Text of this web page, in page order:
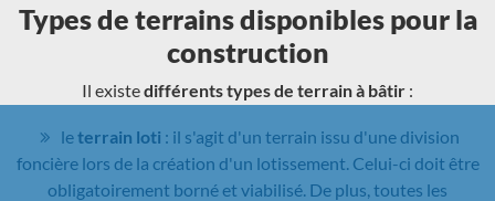
Types de terrains disponibles pour la
construction
Il existedifférents types de terrain à bâtir :
leterrain loti : il s'agit d'un terrain issu d'une division
foncière lors de la création d'un lotissement. Celui-ci doit être
obligatoirement borné et viabilisé. De plus, toutes les